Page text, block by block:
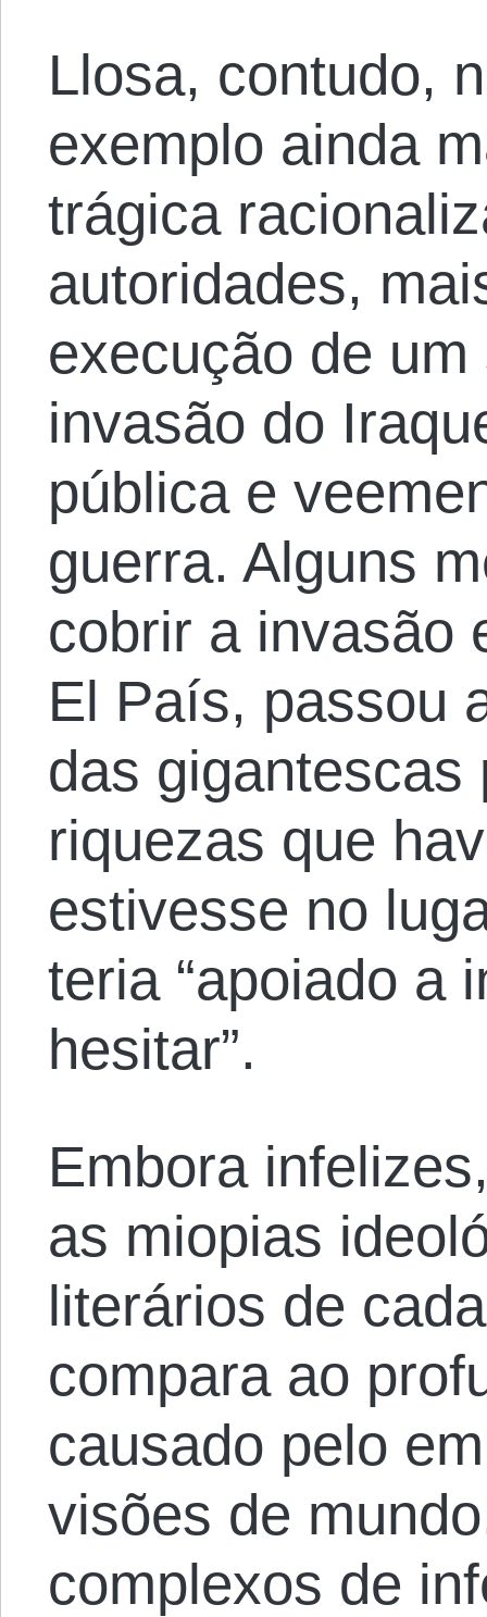
Llosa, contudo,
exemplo ainda
trágica
autoridades,
execução de
invasão do
pública e
guerra. Alguns
cobrir a invasão
El País, passou
das gigantescas
riquezas que
estivesse no
teria “apoiado a
hesitar”.
Embora
as miopias
literários de
compara ao
causado pelo
visões de
complexos de